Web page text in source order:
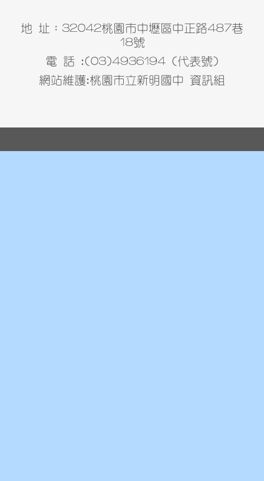
地 址：32042桃園市中壢區中正路487巷
18號
電 話 :(03)4936194 (代表號)
網站維護:桃園市立新明國中 資訊組